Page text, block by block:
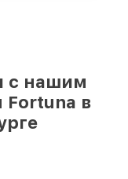
с нашим
в